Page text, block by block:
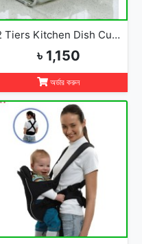
2 Tiers Kitchen Dish Cup Drying Rack-2019
৳ 1,150
অর্ডার করুন